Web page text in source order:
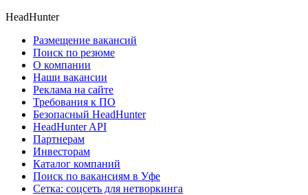
HeadHunter
Размещение вакансий
Поиск по резюме
О компании
Наши вакансии
Реклама на сайте
Требования к ПО
Безопасный HeadHunter
HeadHunter API
Партнерам
Инвесторам
Каталог компаний
Поиск по вакансиям в Уфе
Сетка: соцсеть для нетворкинга